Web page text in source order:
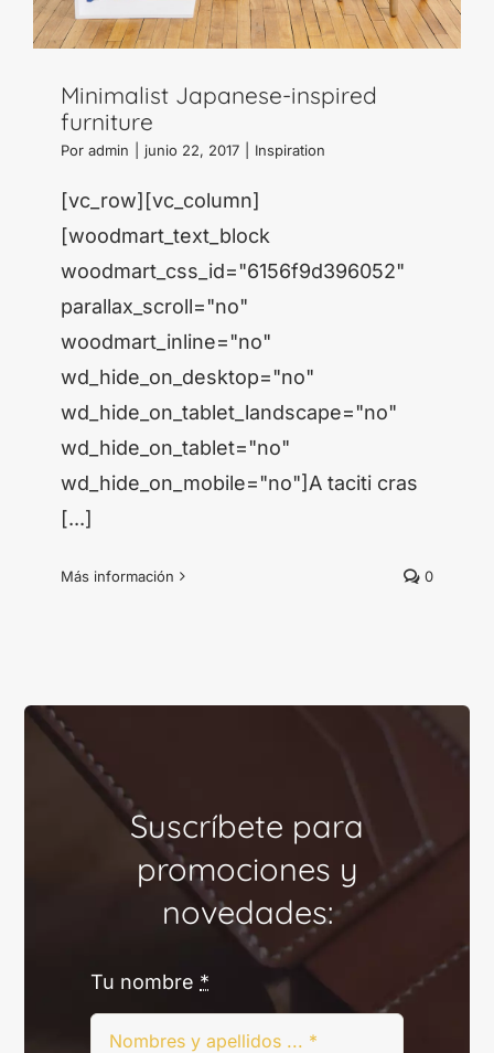
Minimalist Japanese-inspired
furniture
Por admin junio 22, 2017 Inspiration
[vc_row][vc_column]
[woodmart_text_block
woodmart_css_id="6156f9d396052"
parallax_scroll="no"
woodmart_inline="no"
wd_hide_on_desktop="no"
wd_hide_on_tablet_landscape="no"
wd_hide_on_tablet="no"
wd_hide_on_mobile="no"]A taciti cras
[...]
Más información 0
Suscríbete para
promociones y
novedades:
Tu nombre *